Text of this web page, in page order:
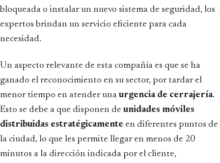
bloqueada o instalar un nuevo sistema de seguridad, los
expertos brindan un servicio eficiente para cada
necesidad.
Un aspecto relevante de esta compañía es que se ha
ganado el reconocimiento en su sector, por tardar el
menor tiempo en atender unaurgencia de cerrajería.
Esto se debe a que disponen deunidades móviles
distribuidas estratégicamente en diferentes puntos de
la ciudad, lo que les permite llegar en menos de 20
minutos a la dirección indicada por el cliente,